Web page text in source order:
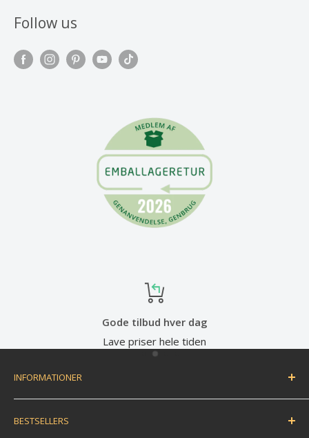
Follow us
Gode tilbud hver dag
Lave priser hele tiden
INFORMATIONER
Handelsbetingelser
Fortryd dit køb / bestil returlabel
BESTSELLERS